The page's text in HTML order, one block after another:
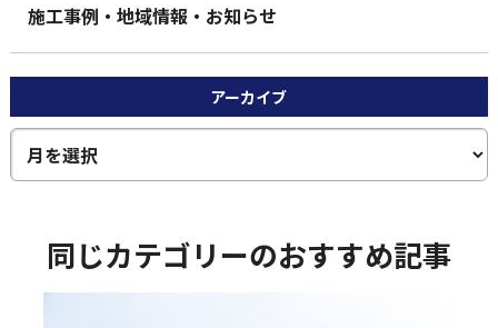
施工事例・地域情報・お知らせ
アーカイブ
同じカテゴリーのおすすめ記事